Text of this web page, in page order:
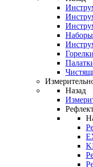
Наборы
Назад